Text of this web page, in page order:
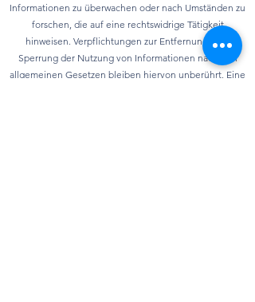
Informationen zu überwachen oder nach Umständen zu
forschen, die auf eine rechtswidrige Tätigkeit
hinweisen. Verpflichtungen zur Entfernung oder
Sperrung der Nutzung von Informationen nach den
allgemeinen Gesetzen bleiben hiervon unberührt. Eine